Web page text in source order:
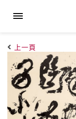
上一頁